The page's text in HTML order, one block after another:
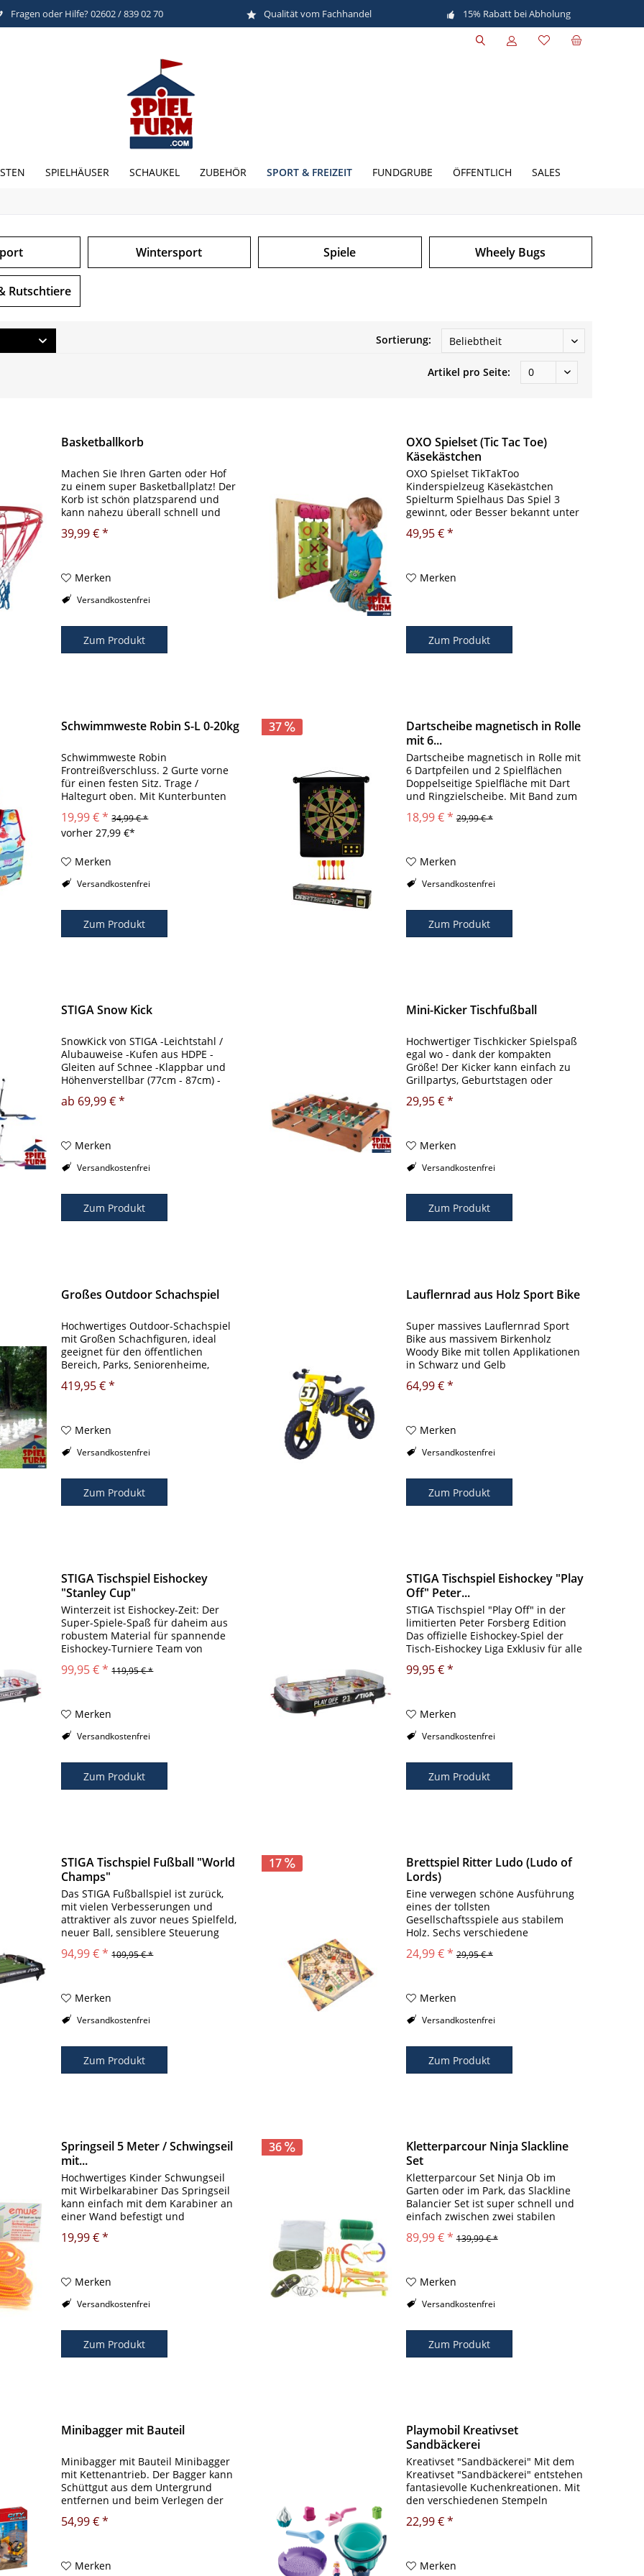
Fragen oder Hilfe? 02602 / 839 02 70 Qualität vom Fachhandel 15% Rabatt bei Abholung
SPIELHÄUSER SCHAUKEL ZUBEHÖR SPORT & FREIZEIT FUNDGRUBE ÖFFENTLICH SALES
Wintersport Spiele Wheely Bugs
Rutschtiere
Sortierung:
Artikel pro Seite:
Basketballkorb
Machen Sie Ihren Garten oder Hof
zu einem super Basketballplatz! Der
Korb ist schön platzsparend und
kann nahezu überall schnell und
einfach montiert werden. Auch
perfekt als Accessoire für den
39,99 € *
Merken
Versandkostenfrei
Zum Produkt
OXO Spielset (Tic Tac Toe)
Käsekästchen
OXO Spielset TikTakToo
Kinderspielzeug Käsekästchen
Spielturm Spielhaus Das Spiel 3
gewinnt, oder Besser bekannt unter
dem Namen "Käsekästchen", können
die Kinder nun auch im Spielturm
49,95 € *
Merken
Zum Produkt
Schwimmweste Robin S-L 0-20kg
Schwimmweste Robin
Frontreißverschluss. 2 Gurte vorne
für einen festen Sitz. Trage /
Haltegurt oben. Mit Kunterbunten
Figurenaufdruck. Material: 100%
Polyester aus 100% Neopren
Material. Gewicht: S: ca. 280 Gramm,
19,99 € * 34,99 € *
vorher 27,99 €*
Merken
Versandkostenfrei
Zum Produkt
37
Dartscheibe magnetisch in Rolle
mit 6...
Dartscheibe magnetisch in Rolle mit
6 Dartpfeilen und 2 Spielflächen
Doppelseitige Spielfläche mit Dart
und Ringzielscheibe. Mit Band zum
Aufhängen - kann überall
angebracht werden. Ideal für
18,99 € * 29,99 € *
Merken
Versandkostenfrei
Zum Produkt
STIGA Snow Kick
SnowKick von STIGA -Leichtstahl /
Alubauweise -Kufen aus HDPE -
Gleiten auf Schnee -Klappbar und
Höhenverstellbar (77cm - 87cm) -
Max. Fahrergewicht: 50 kg Farben:
Rosa, Schwarz oder Grün (bitte oben
ab 69,99 € *
Merken
Versandkostenfrei
Zum Produkt
Mini-Kicker Tischfußball
Hochwertiger Tischkicker Spielspaß
egal wo - dank der kompakten
Größe! Der Kicker kann einfach zu
Grillpartys, Geburtstagen oder
anderen Anlässen mitgenommen
werden. Spielspaß für jedes Alter.
29,95 € *
Merken
Versandkostenfrei
Zum Produkt
Großes Outdoor Schachspiel
Hochwertiges Outdoor-Schachspiel
mit Großen Schachfiguren, ideal
geeignet für den öffentlichen
Bereich, Parks, Seniorenheime,
Fussgängerzone, Campingplatz,
419,95 € *
Merken
Versandkostenfrei
Zum Produkt
Lauflernrad aus Holz Sport Bike
Super massives Lauflernrad Sport
Bike aus massivem Birkenholz
Woody Bike mit tollen Applikationen
in Schwarz und Gelb
Design eines Motocross Bikes
64,99 € *
Merken
Versandkostenfrei
Zum Produkt
STIGA Tischspiel Eishockey
"Stanley Cup"
Winterzeit ist Eishockey-Zeit: Der
Super-Spiele-Spaß für daheim aus
robustem Material für spannende
Eishockey-Turniere Team von
Detroid & Toronto gehört zum
Lieferumfang Tischspiel 90 x 50 cm
99,95 € * 119,95 € *
Merken
Versandkostenfrei
Zum Produkt
STIGA Tischspiel Eishockey "Play
Off" Peter...
STIGA Tischspiel "Play Off" in der
limitierten Peter Forsberg Edition
Das offizielle Eishockey-Spiel der
Tisch-Eishockey Liga Exklusiv für alle
Meisaterschaften weltweit Der
Familienspaß für spannende
99,95 € *
Merken
Versandkostenfrei
Zum Produkt
STIGA Tischspiel Fußball "World
Champs"
Das STIGA Fußballspiel ist zurück,
mit vielen Verbesserungen und
attraktiver als zuvor neues Spielfeld,
neuer Ball, sensiblere Steuerung
Spaß- und Suchtfaktor ist sehr hoch
Maße: 90 x 50 x 8 cm Ersatzteams
94,99 € * 109,95 € *
Merken
Versandkostenfrei
Zum Produkt
17
Brettspiel Ritter Ludo (Ludo of
Lords)
Eine verwegen schöne Ausführung
eines der tollsten
Gesellschaftsspiele aus stabilem
Holz. Sechs verschiedene
Rittergruppen sind auf einer
abenteuerlichen Reise auf der
24,99 € * 29,95 € *
Merken
Versandkostenfrei
Zum Produkt
Springseil 5 Meter / Schwingseil
mit...
Hochwertiges Kinder Schwungseil
mit Wirbelkarabiner Das Springseil
kann einfach mit dem Karabiner an
einer Wand befestigt und
geschwungen werden. Seilspringen
mit nur einem Schwinger und einem
19,99 € *
Merken
Versandkostenfrei
Zum Produkt
36
Kletterparcour Ninja Slackline
Set
Kletterparcour Set Ninja Ob im
Garten oder im Park, das Slackline
Balancier Set ist super schnell und
einfach zwischen zwei stabilen
Bäume gespannt. Um das ganze
auch ohne Beschädigungen
89,99 € * 139,99 € *
Merken
Versandkostenfrei
Zum Produkt
Minibagger mit Bauteil
Minibagger mit Bauteil Minibagger
mit Kettenantrieb. Der Bagger kann
Schüttgut aus dem Untergrund
entfernen und beim Verlegen der
Rohre genutzt werden. Für schnelle
und flexible Arbeiten kommt der
54,99 € *
Merken
Playmobil Kreativset
Sandbäckerei
Kreativset "Sandbäckerei" Mit dem
Kreativset "Sandbäckerei" entstehen
fantasievolle Kuchenkreationen. Mit
den verschiedenen Stempeln
dekorieren Nachwuchsbäcker
individuell ihre Sandkuchen.
22,99 € *
Merken